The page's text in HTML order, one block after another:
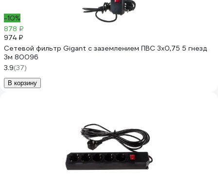
-10%
878 ₽
974 ₽
Сетевой фильтр Gigant с заземлением ПВС 3x0,75 5 гнезд
3м 80096
3.9(37)
В корзину